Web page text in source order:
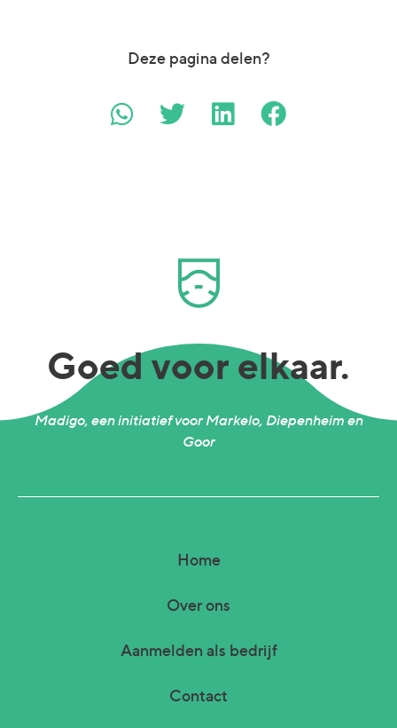
Deze pagina delen?
Goed voor elkaar.
Madigo, een initiatief voor Markelo, Diepenheim en
Goor
Home
Over ons
Aanmelden als bedrijf
Contact